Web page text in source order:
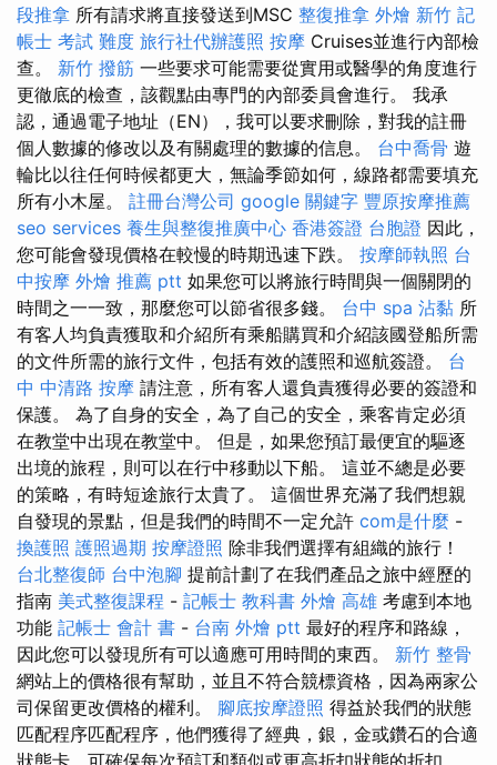
段推拿 所有請求將直接發送到MSC 整復推拿 外燴 新竹 記
帳士 考試 難度 旅行社代辦護照 按摩 Cruises並進行內部檢
查。 新竹 撥筋 一些要求可能需要從實用或醫學的角度進行
更徹底的檢查，該觀點由專門的內部委員會進行。 我承
認，通過電子地址（EN），我可以要求刪除，對我的註冊
個人數據的修改以及有關處理的數據的信息。 台中喬骨 遊
輪比以往任何時候都更大，無論季節如何，線路都需要填充
所有小木屋。 註冊台灣公司 google 關鍵字 豐原按摩推薦
seo services 養生與整復推廣中心 香港簽證 台胞證 因此，
您可能會發現價格在較慢的時期迅速下跌。 按摩師執照 台
中按摩 外燴 推薦 ptt 如果您可以將旅行時間與一個關閉的
時間之一一致，那麼您可以節省很多錢。 台中 spa 沾黏 所
有客人均負責獲取和介紹所有乘船購買和介紹該國登船所需
的文件所需的旅行文件，包括有效的護照和巡航簽證。 台
中 中清路 按摩 請注意，所有客人還負責獲得必要的簽證和
保護。 為了自身的安全，為了自己的安全，乘客肯定必須
在教堂中出現在教堂中。 但是，如果您預訂最便宜的驅逐
出境的旅程，則可以在行中移動以下船。 這並不總是必要
的策略，有時短途旅行太貴了。 這個世界充滿了我們想親
自發現的景點，但是我們的時間不一定允許 com是什麼 -
換護照 護照過期 按摩證照 除非我們選擇有組織的旅行！
台北整復師 台中泡腳 提前計劃了在我們產品之旅中經歷的
指南 美式整復課程 - 記帳士 教科書 外燴 高雄 考慮到本地
功能 記帳士 會計 書 - 台南 外燴 ptt 最好的程序和路線，
因此您可以發現所有可以適應可用時間的東西。 新竹 整骨
網站上的價格很有幫助，並且不符合競標資格，因為兩家公
司保留更改價格的權利。 腳底按摩證照 得益於我們的狀態
匹配程序匹配程序，他們獲得了經典，銀，金或鑽石的合適
狀態卡，可確保每次預訂和類似或更高折扣狀態的折扣